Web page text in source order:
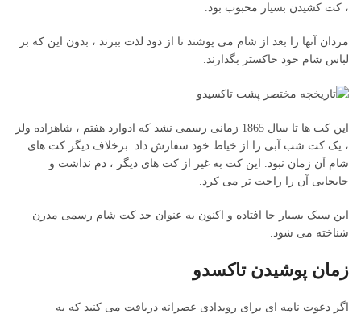
، کت کشیدن بسیار محبوب بود.
مردان آنها را بعد از شام می پوشند تا از دود لذت ببرند ، بدون این که بر
لباس شام خود خاکستر بگذارند.
این کت ها تا سال 1865 زمانی رسمی نشد که ادوارد هفتم ، شاهزاده ولز
، یک کت شب آبی را از خیاط خود سفارش داد. برخلاف دیگر کت های
شام آن زمان نبود. این کت به غیر از کت های دیگر ، دم نداشت و
جابجایی آن را راحت تر می کرد.
این سبک بسیار جا افتاده و اکنون به عنوان جد کت شام رسمی مدرن
شناخته می شود.
زمان پوشیدن تاکسدو
اگر دعوت نامه ای برای رویدادی عصرانه دریافت می کنید که به